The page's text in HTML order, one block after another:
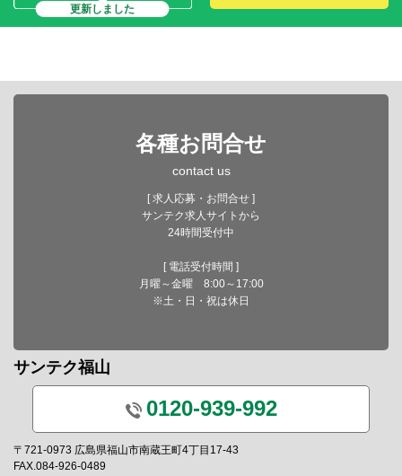
更新しました
各種お問合せ
contact us
[ 求人応募・お問合せ ]
サンテク求人サイトから
24時間受付中
[ 電話受付時間 ]
月曜～金曜 8:00～17:00
※土・日・祝は休日
サンテク福山
0120-939-992
〒721-0973 広島県福山市南蔵王町4丁目17-43
FAX.084-926-0489